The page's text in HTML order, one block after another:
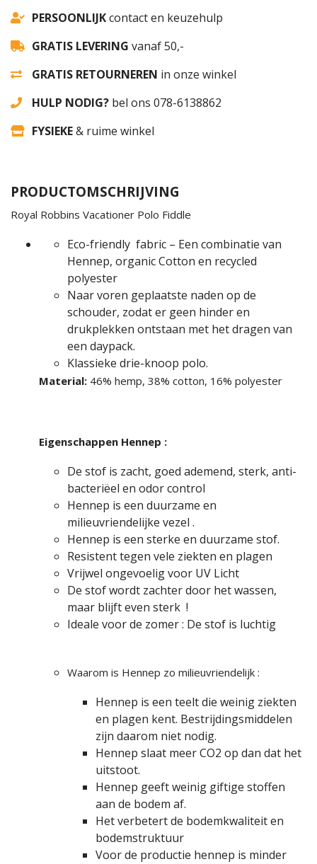
PERSOONLIJKcontact en keuzehulp
GRATIS LEVERING vanaf 50,-
GRATIS RETOURNEREN in onze winkel
HULP NODIG? bel ons 078-6138862
FYSIEKE& ruime winkel
PRODUCTOMSCHRIJVING
Royal Robbins Vacationer Polo Fiddle
Eco-friendly fabric – Een combinatie van
Hennep, organic Cotton en recycled
polyester
Naar voren geplaatste naden op de
schouder, zodat er geen hinder en
drukplekken ontstaan met het dragen van
een daypack.
Klassieke drie-knoop polo.
Material: 46% hemp, 38% cotton, 16% polyester
Eigenschappen Hennep :
De stof is zacht, goed ademend, sterk, anti-
bacteriëel en odor control
Hen­nep is een duurzame en
milieuvriendelijke vezel .
Hennep is een sterke en duurzame stof.
Resistent tegen vele ziekten en plagen
Vrijwel ongevoelig voor UV Licht
De stof wordt zachter door het wassen,
maar blijft even sterk !
Ideale voor de zomer : De stof is luch­tig
Waarom is Hennep zo milieuvriendelijk :
Hen­nep is een teelt die weinig ziekten
en plagen kent. Bestrijdingsmiddelen
zijn daarom niet nodig.
Hennep slaat meer CO2 op dan dat het
uitstoot.
Hennep geeft weinig giftige stoffen
aan de bodem af.
Het verbetert de bodemkwaliteit en
bodemstruktuur
Voor de productie hennep is minder